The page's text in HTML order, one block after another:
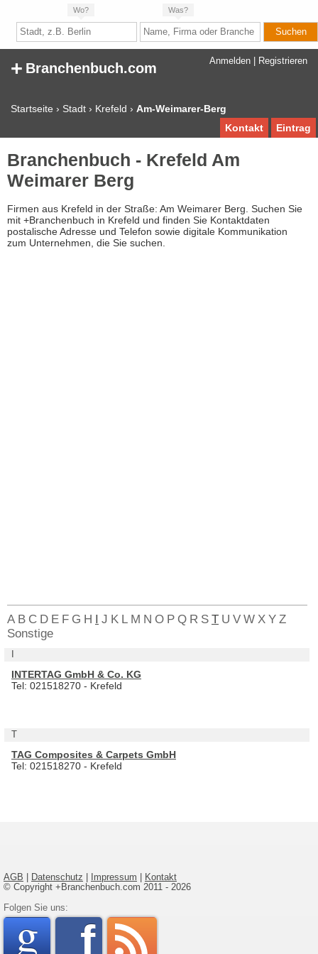
Wo? Was?
Anmelden Registrieren
+ Branchenbuch.com
Startseite › Stadt › Krefeld › Am-Weimarer-Berg
Eintrag
Kontakt
Branchenbuch - Krefeld Am
Weimarer Berg
Firmen aus Krefeld in der Straße: Am Weimarer Berg. Suchen Sie
mit +Branchenbuch in Krefeld und finden Sie Kontaktdaten
postalische Adresse und Telefon sowie digitale Kommunikation
zum Unternehmen, die Sie suchen.
A B C D E F G H I J K L M N O P Q R S T U V W X Y Z
Sonstige
INTERTAG GmbH & Co. KG
Tel: 021518270 - Krefeld
T
TAG Composites & Carpets GmbH
Tel: 021518270 - Krefeld
AGB Datenschutz Impressum
Kontakt
© Copyright +Branchenbuch.com 2011 - 2026
Folgen Sie uns:
google